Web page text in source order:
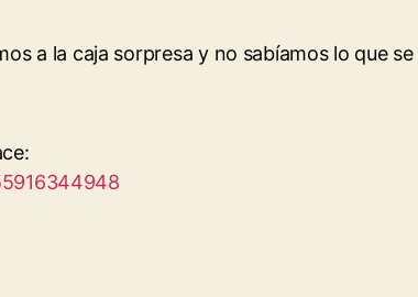
a la caja sorpresa y no sabíamos lo que